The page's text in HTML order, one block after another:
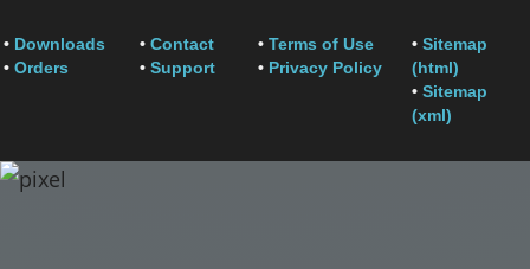
• Downloads
• Orders
• Contact
• Support
• Terms of Use
• Privacy Policy
• Sitemap
(html)
• Sitemap
(xml)